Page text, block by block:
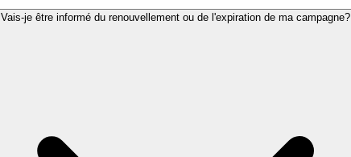
Vais-je être informé du renouvellement ou de l'expiration de ma campagne?